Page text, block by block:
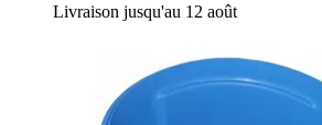
Livraison jusqu'au 12 août